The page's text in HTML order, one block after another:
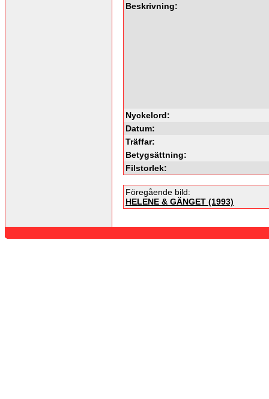
Beskrivning:
Nyckelord:
Datum:
Träffar:
Betygsättning:
Filstorlek:
Föregående bild:
HELENE & GÄNGET (1993)